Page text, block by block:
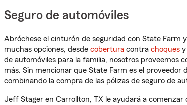
Seguro de automóviles
Abróchese el cinturón de seguridad con State Farm
muchas opciones, desde cobertura contra choques y
de automóviles para la familia, nosotros proveemos
más. Sin mencionar que State Farm es el proveedor
combinando la compra de las pólizas de seguro de
Jeff Stager en Carrollton, TX le ayudará a comenzar